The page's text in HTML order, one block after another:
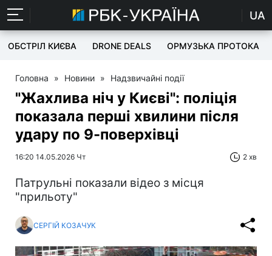
UA
ОБСТРІЛ КИЄВА DRONE DEALS ОРМУЗЬКА ПРОТОКА
Головна » Новини » Надзвичайні події
"Жахлива ніч у Києві": поліція
показала перші хвилини після
удару по 9-поверхівці
16:20 14.05.2026 Чт 2 хв
Патрульні показали відео з місця
"прильоту"
СЕРГІЙ КОЗАЧУК